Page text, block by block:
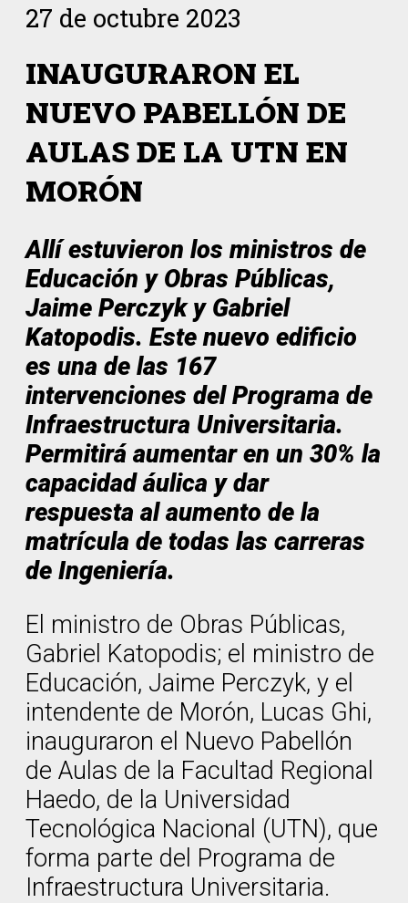
27 de octubre 2023
INAUGURARON EL
NUEVO PABELLÓN DE
AULAS DE LA UTN EN
MORÓN
Allí estuvieron los ministros de
Educación y Obras Públicas,
Jaime Perczyk y Gabriel
Katopodis. Este nuevo edificio
es una de las 167
intervenciones del Programa de
Infraestructura Universitaria.
Permitirá aumentar en un 30% la
capacidad áulica y dar
respuesta al aumento de la
matrícula de todas las carreras
de Ingeniería.
El ministro de Obras Públicas,
Gabriel Katopodis; el ministro de
Educación, Jaime Perczyk, y el
intendente de Morón, Lucas Ghi,
inauguraron el Nuevo Pabellón
de Aulas de la Facultad Regional
Haedo, de la Universidad
Tecnológica Nacional (UTN), que
forma parte del Programa de
Infraestructura Universitaria.